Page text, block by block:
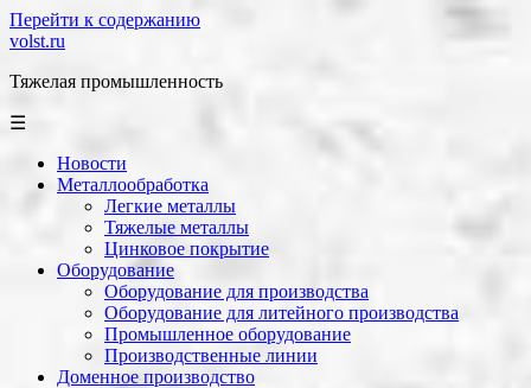
Перейти к содержанию
volst.ru
Тяжелая промышленность
☰
Новости
Металлообработка
Легкие металлы
Тяжелые металлы
Цинковое покрытие
Оборудование
Оборудование для производства
Оборудование для литейного производства
Промышленное оборудование
Производственные линии
Доменное производство